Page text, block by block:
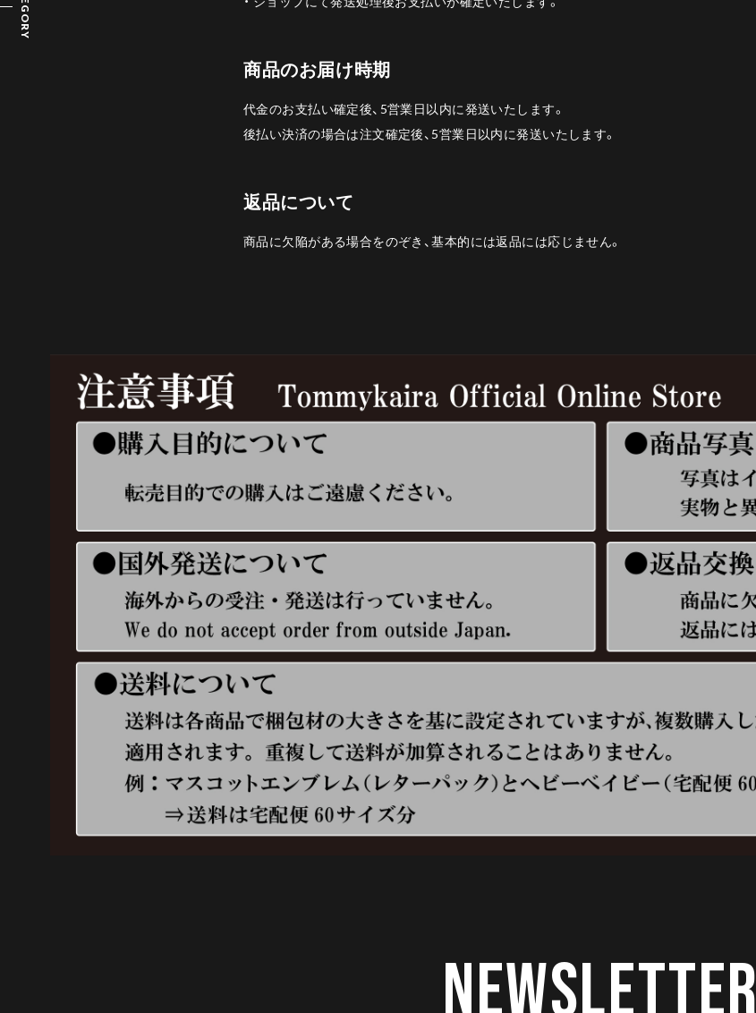
商品のお届け時期
代金のお支払い確定後、5営業日以内に発送いたします。
後払い決済の場合は注文確定後、5営業日以内に発送いたします。
返品について
商品に欠陥がある場合をのぞき、基本的には返品には応じません。
Newsletter